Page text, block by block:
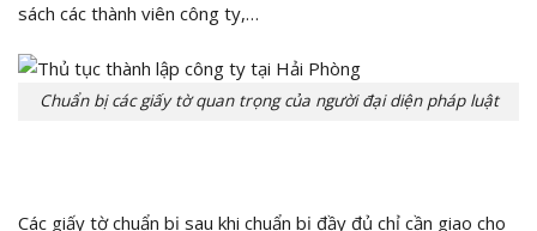
sách các thành viên công ty,…
Chuẩn bị các giấy tờ quan trọng của người đại diện pháp luật
Các giấy tờ chuẩn bị sau khi chuẩn bị đầy đủ chỉ cần giao cho